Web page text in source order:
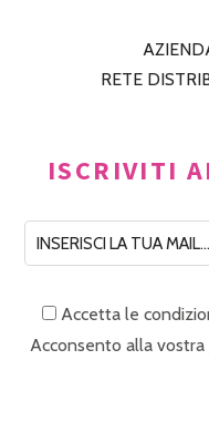
RETE
ISCRIVITI
Accetta le
Acconsento alla vostra